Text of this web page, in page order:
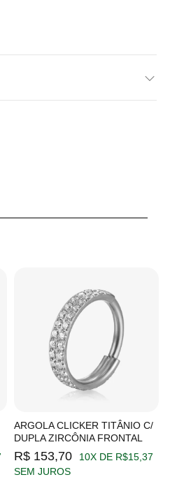
ARGOLA CLICKER TITÂNIO C/
DUPLA ZIRCÔNIA FRONTAL
R$ 153,70
10X DE R$15,37
SEM JUROS